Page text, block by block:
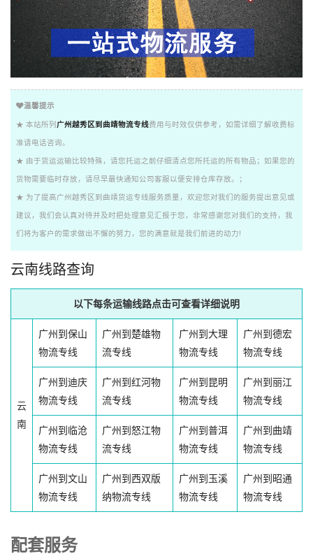
温馨提示
★ 本站所列 广州越秀区到曲靖物流专线费用与时效仅供参考，如需详细了解收费标
准请电话咨询。
★ 由于货运运输比较特殊，请您托运之前仔细清点您所托运的所有物品；如果您的
货物需要临时存放，请尽早最快通知公司客服以便安排仓库存放。；
★ 为了提高广州越秀区到曲靖货运专线服务质量，欢迎您对我们的服务提出意见或
建议，我们会认真对待并及时把处理意见汇报于您，非常感谢您对我们的支持，我
们将为客户的需求做出不懈的努力，您的满意就是我们前进的动力!
云南线路查询
以下每条运输线路点击可查看详细说明
云
南
广州到保山
物流专线
广州到楚雄物
流专线
广州到大理
物流专线
广州到德宏
物流专线
广州到迪庆
物流专线
广州到红河物
流专线
广州到昆明
物流专线
广州到丽江
物流专线
广州到临沧
物流专线
广州到怒江物
流专线
广州到普洱
物流专线
广州到曲靖
物流专线
广州到文山
物流专线
广州到西双版
纳物流专线
广州到玉溪
物流专线
广州到昭通
物流专线
配套服务